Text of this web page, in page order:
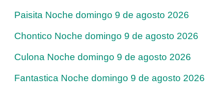
Paisita Noche domingo 9 de agosto 2026
Chontico Noche domingo 9 de agosto 2026
Culona Noche domingo 9 de agosto 2026
Fantastica Noche domingo 9 de agosto 2026